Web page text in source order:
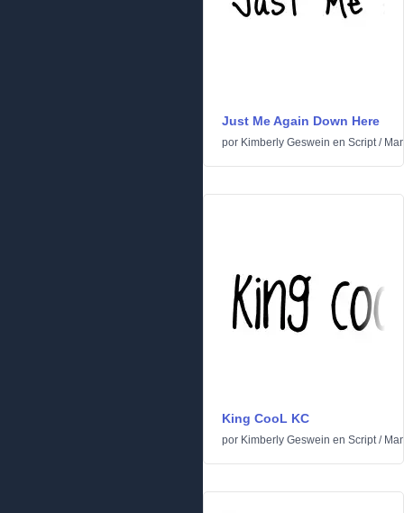
Just Me Again Down Here
por Kimberly Geswein en Script/
King CooL KC
por Kimberly Geswein en Script/